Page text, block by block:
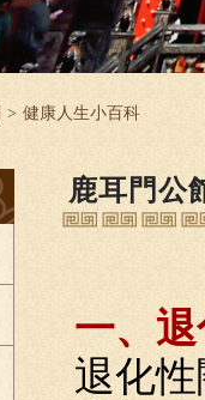
> 健康人生小百科
鹿耳門公
一、
退化